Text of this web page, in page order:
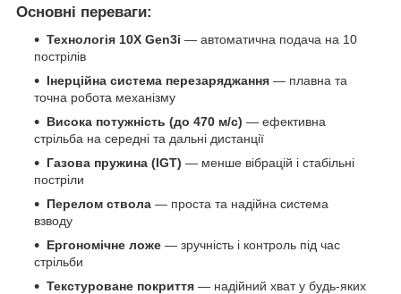
Основні переваги:
Технологія 10X Gen3i — автоматична подача на 10
пострілів
Інерційна система перезаряджання — плавна та
точна робота механізму
Висока потужність (до 470 м/с) — ефективна
стрільба на середні та дальні дистанції
Газова пружина (IGT) — менше вібрацій і стабільні
постріли
Перелом ствола — проста та надійна система
взводу
Ергономічне ложе — зручність і контроль під час
стрільби
Текстуроване покриття — надійний хват у будь-яких